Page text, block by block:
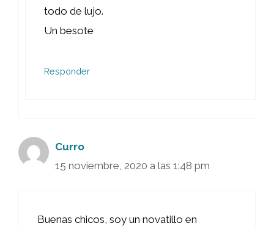
todo de lujo.
Un besote
Responder
Curro
15 noviembre, 2020 a las 1:48 pm
Buenas chicos, soy un novatillo en